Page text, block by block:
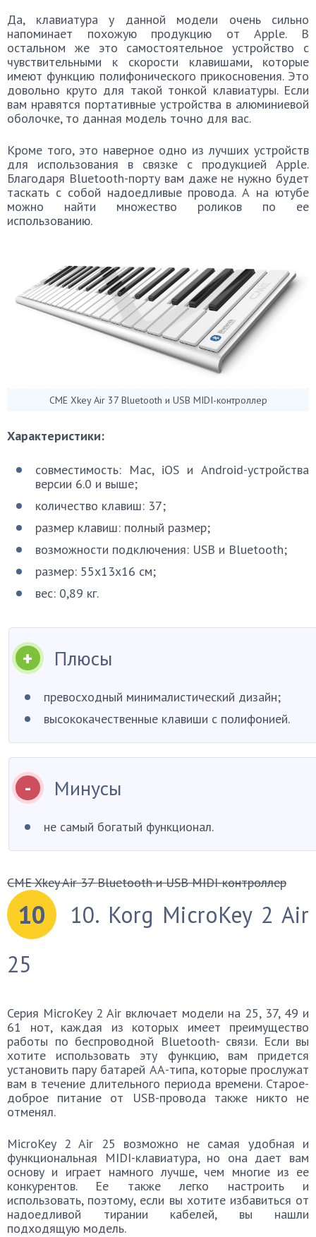
Да, клавиатура у данной модели очень сильно
напоминает похожую продукцию от Apple. В
остальном же это самостоятельное устройство с
чувствительными к скорости клавишами, которые
имеют функцию полифонического прикосновения. Это
довольно круто для такой тонкой клавиатуры. Если
вам нравятся портативные устройства в алюминиевой
оболочке, то данная модель точно для вас.
Кроме того, это наверное одно из лучших устройств
для использования в связке с продукцией Apple.
Благодаря Bluetooth-порту вам даже не нужно будет
таскать с собой надоедливые провода. А на ютубе
можно найти множество роликов по ее
использованию.
CME Xkey Air 37 Bluetooth и USB MIDI-контроллер
Характеристики:
совместимость: Mac, iOS и Android-устройства
версии 6.0 и выше;
количество клавиш: 37;
размер клавиш: полный размер;
возможности подключения: USB и Bluetooth;
размер: 55х13х16 см;
вес: 0,89 кг.
Плюсы
превосходный минималистический дизайн;
высококачественные клавиши с полифонией.
Минусы
не самый богатый функционал.
CME Xkey Air 37 Bluetooth и USB MIDI-контроллер
10
10. Korg MicroKey 2 Air
25
Серия MicroKey 2 Air включает модели на 25, 37, 49 и
61 нот, каждая из которых имеет преимущество
работы по беспроводной Bluetooth- связи. Если вы
хотите использовать эту функцию, вам придется
установить пару батарей АА-типа, которые прослужат
вам в течение длительного периода времени. Старое-
доброе питание от USB-провода также никто не
отменял.
MicroKey 2 Air 25 возможно не самая удобная и
функциональная MIDI-клавиатура, но она дает вам
основу и играет намного лучше, чем многие из ее
конкурентов. Ее также легко настроить и
использовать, поэтому, если вы хотите избавиться от
надоедливой тирании кабелей, вы нашли
подходящую модель.